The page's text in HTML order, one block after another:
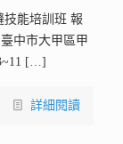
技能培訓班 報
中市大甲區甲
[…]
詳細閱讀